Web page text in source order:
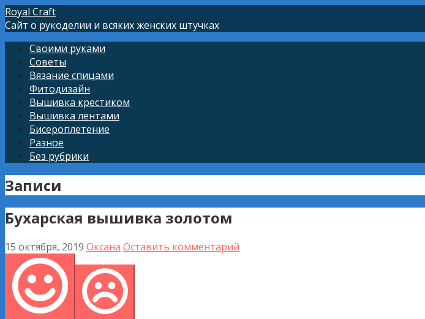
Перейти
к
Royal Craft
Сайт о рукоделии и всяких женских штучках
Своими руками
Советы
Вязание спицами
Фитодизайн
Вышивка крестиком
Вышивка лентами
Бисероплетение
Разное
Без рубрики
Записи
Бухарская вышивка золотом
15 октября, 2019 Оксана Оставить комментарий